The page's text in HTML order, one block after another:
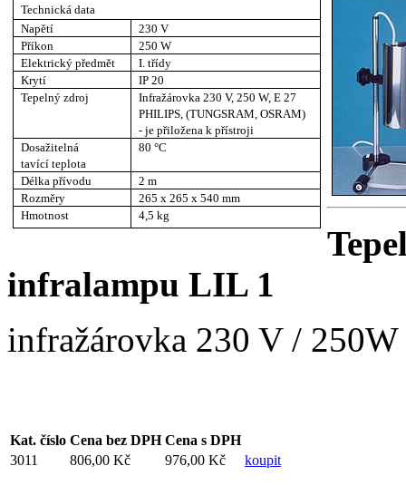
Technická data
Napětí
230 V
Příkon
250 W
Elektrický předmět
I. třídy
Krytí
IP 20
Tepelný zdroj
Infražárovka 230 V, 250 W, E 27
PHILIPS, (TUNGSRAM, OSRAM)
- je přiložena k přístroji
Dosažitelná
tavící teplota
80 °C
Délka přívodu
2 m
Rozměry
265 x 265 x 540 mm
Hmotnost
4,5 kg
infralampu LIL 1
infražárovka 230 V /
Kat. číslo Cena bez DPH Cena s DPH
3011
806,00 Kč 976,00 Kč koupit